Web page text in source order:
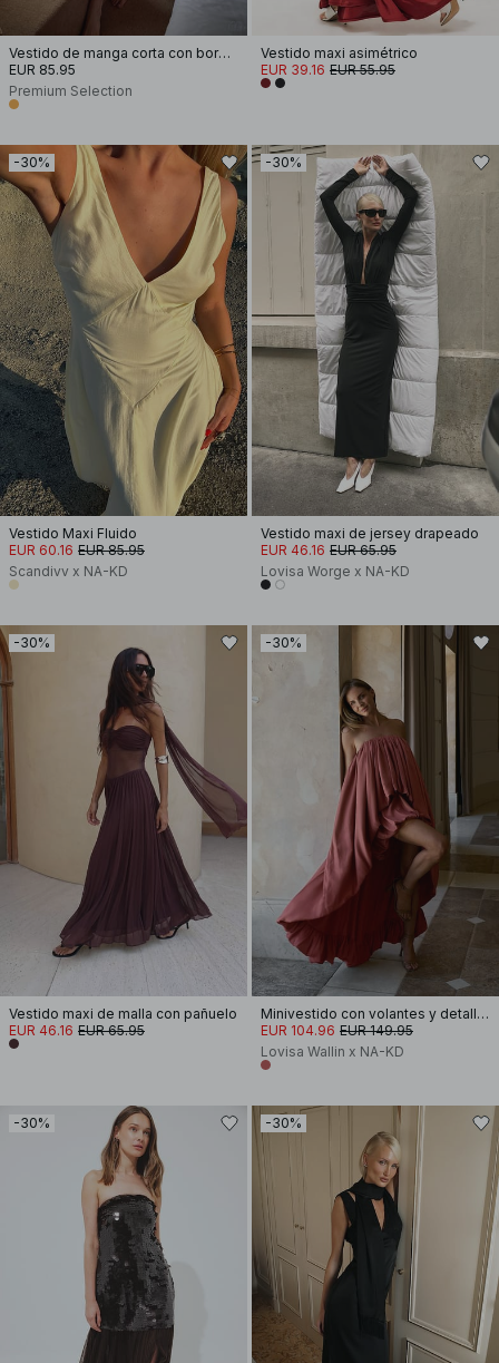
Vestido de manga corta con bordado de smocks
EUR 85.95
Premium Selection
Vestido maxi asimétrico
EUR 39.16 EUR 55.95
-30%
Vestido Maxi Fluido
EUR 60.16 EUR 85.95
Scandivv x NA-KD
-30%
Vestido maxi de jersey drapeado
EUR 46.16 EUR 65.95
Lovisa Worge x NA-KD
-30%
Vestido maxi de malla con pañuelo
EUR 46.16 EUR 65.95
-30%
Minivestido con volantes y detalle de cola
EUR 104.96 EUR 149.95
Lovisa Wallin x NA-KD
-30% -30%